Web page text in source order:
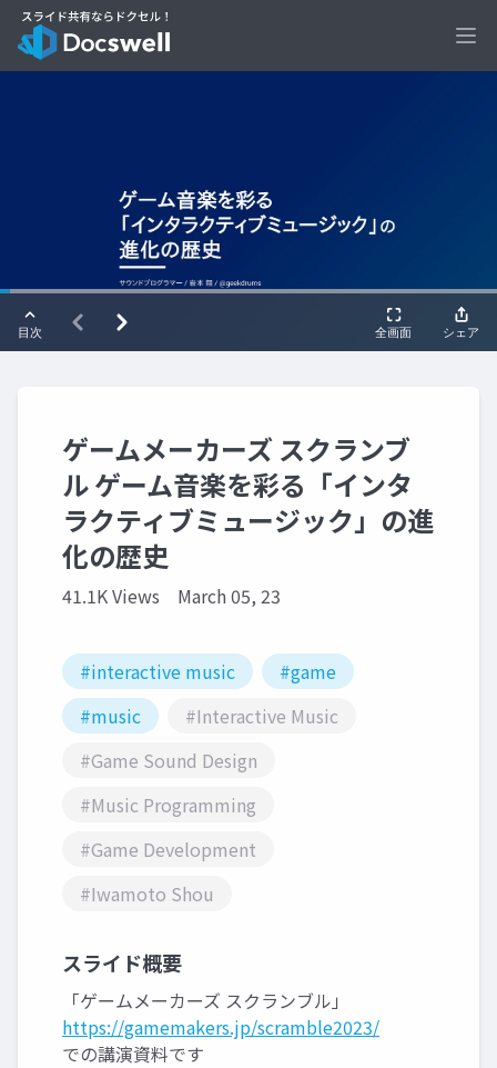
ゲームメーカーズ スクランブ
ル ゲーム音楽を彩る「インタ
ラクティブミュージック」の進
化の歴史
41.1K Views March 05, 23
#interactive music
#game
#music
#Interactive Music
#Game Sound Design
#Music Programming
#Game Development
#Iwamoto Shou
スライド概要
「ゲームメーカーズ スクランブル」
https://gamemakers.jp/scramble2023/
での講演資料です